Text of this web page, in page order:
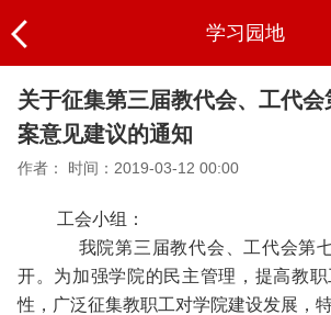
学习园地
关于征集第三届教代会、工代
案意见建议的通知
作者： 时间：2019-03-12 00:00
工会小组：
我院第三届教代会、工代会第
开。为加强学院的民主管理，提高教
性，广泛征集教职工对学院建设发展，